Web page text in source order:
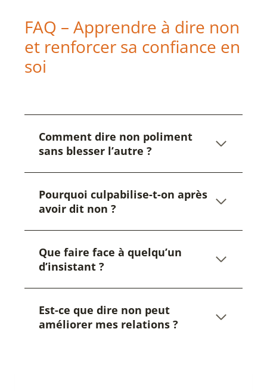
FAQ – Apprendre à dire non
et renforcer sa confiance en
soi
Comment dire non poliment
sans blesser l’autre ?
Pourquoi culpabilise-t-on après
avoir dit non ?
Que faire face à quelqu’un
d’insistant ?
Est-ce que dire non peut
améliorer mes relations ?